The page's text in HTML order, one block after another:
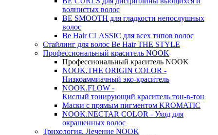
волнистых волос
BE SMOOTH для гладкости непослушных
волос
Be Hair CLASSIC для всех типов волос
Стайлинг для волос Be Hair THE STYLE
Профессиональный краситель NOOK
Профессиональный краситель NOOK
NOOK.THE ORIGIN COLOR -
Низкоаммиачный эко-краситель
NOOK.FLOW -
Кислый тонирующий краситель тон-в-тон
Маски с прямым пигментом KROMATIC
NOOK.NECTAR COLOR - Уход для
окрашенных волос
Трихология. Лечение NOOK